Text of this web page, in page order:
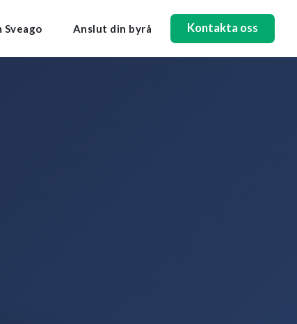
Sveago Anslut din byrå Kontakta oss